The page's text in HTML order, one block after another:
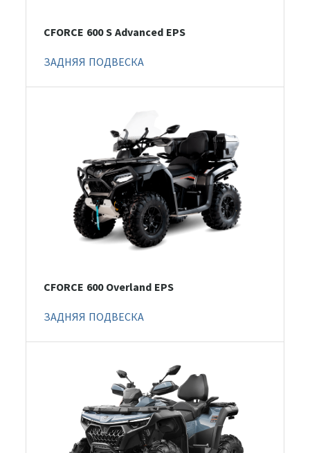
CFORCE 600 S Advanced EPS
ЗАДНЯЯ ПОДВЕСКА
CFORCE 600 Overland EPS
ЗАДНЯЯ ПОДВЕСКА